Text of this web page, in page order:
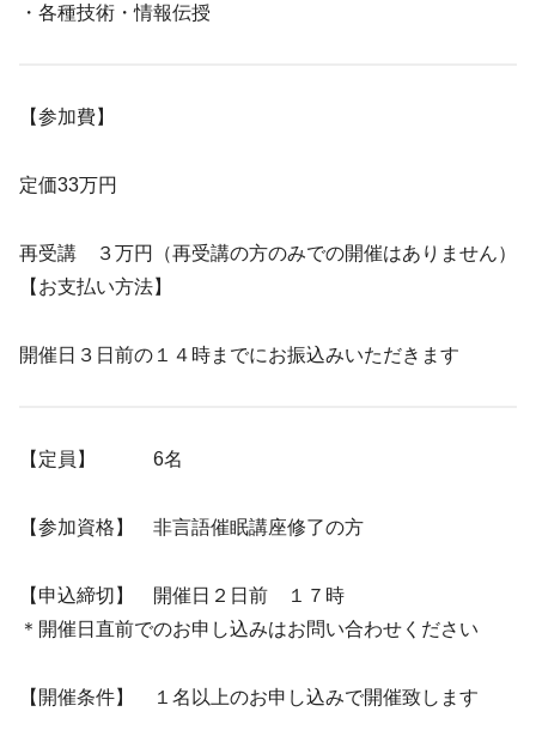
・各種技術・情報伝授
【参加費】
定価33万円
再受講 ３万円（再受講の方のみでの開催はありません）
【お支払い方法】
開催日３日前の１４時までにお振込みいただきます
【定員】 6名
【参加資格】 非言語催眠講座修了の方
【申込締切】 開催日２日前 １７時
＊開催日直前でのお申し込みはお問い合わせください
【開催条件】 １名以上のお申し込みで開催致します